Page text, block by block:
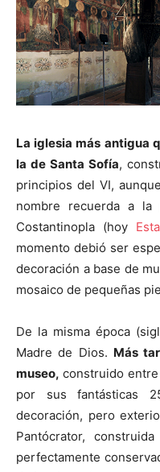
La iglesia más antigua
la de Santa Sofía,
principios del VI,
nombre recuerda a
Costantinopla (hoy
momento debió ser
decoración a base de
mosaico de pequeñas
De la misma época
Madre de Dios. Más
museo, construido entre
por sus fantásticas
decoración, pero
Pantócrator,
perfectamente